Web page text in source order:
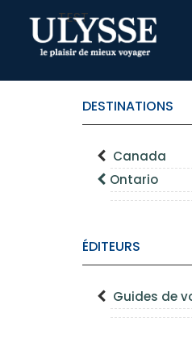
TEST
DESTINATIONS
Canada
Ontario
ÉDITEURS
Guides de